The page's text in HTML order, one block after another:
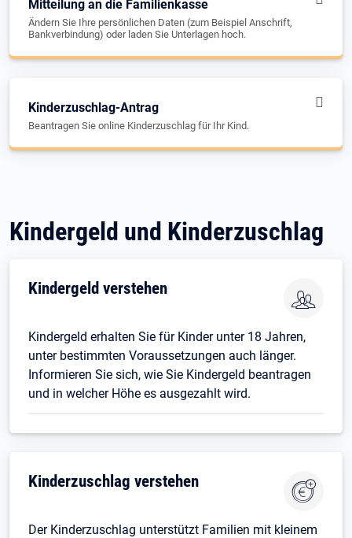
Mitteilung an die Familienkasse
Ändern Sie Ihre persönlichen Daten (zum Beispiel Anschrift,
Bankverbindung) oder laden Sie Unterlagen hoch.
Kinderzuschlag-Antrag
Beantragen Sie online Kinderzuschlag für Ihr Kind.
Kindergeld und Kinderzuschlag
Kindergeld verstehen
Kindergeld erhalten Sie für Kinder unter 18 Jahren,
unter bestimmten Voraussetzungen auch länger.
Informieren Sie sich, wie Sie Kindergeld beantragen
und in welcher Höhe es ausgezahlt wird.
Kinderzuschlag verstehen
Der Kinderzuschlag unterstützt Familien mit kleinem